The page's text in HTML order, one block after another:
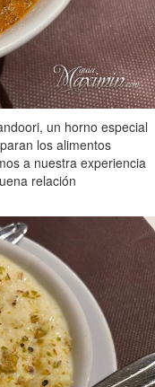
un horno especial
los alimentos
a nuestra experiencia
relación